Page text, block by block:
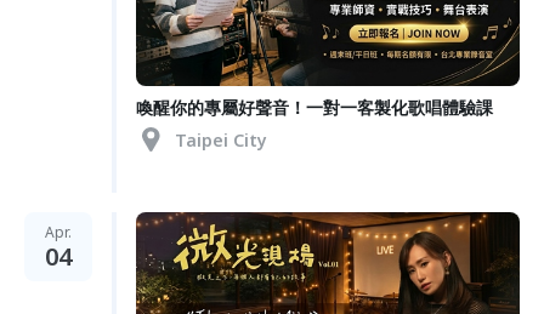
喚醒你的專屬好聲音！一對一客製化歌唱體驗課
Taipei City
Apr.
04